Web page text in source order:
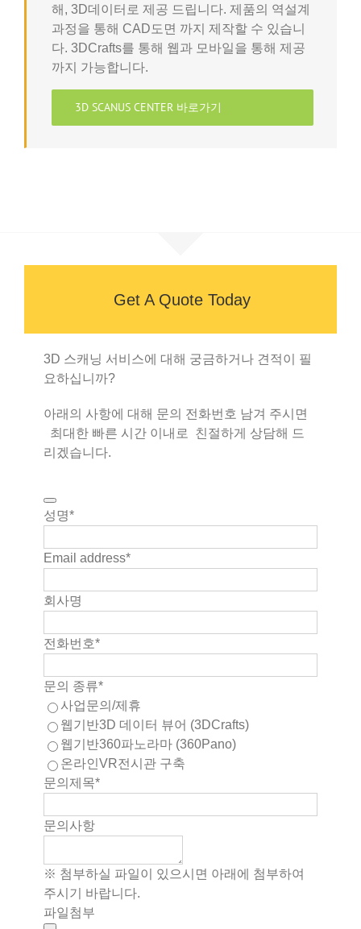
해, 3D데이터로 제공 드립니다. 제품의 역설계
과정을 통해 CAD도면 까지 제작할 수 있습니
다. 3DCrafts를 통해 웹과 모바일을 통해 제공
까지 가능합니다.
3D SCANUS CENTER 바로가기
Get A Quote Today
3D 스캐닝 서비스에 대해 궁금하거나 견적이 필
요하십니까?
아래의 사항에 대해 문의 전화번호 남겨 주시면
최대한 빠른 시간 이내로 친절하게 상담해 드
리겠습니다.
성명*
Email address*
회사명
전화번호*
문의 종류*
사업문의/제휴
웹기반3D 데이터 뷰어 (3DCrafts)
웹기반360파노라마 (360Pano)
온라인VR전시관 구축
문의제목*
문의사항
※ 첨부하실 파일이 있으시면 아래에 첨부하여
주시기 바랍니다.
파일첨부